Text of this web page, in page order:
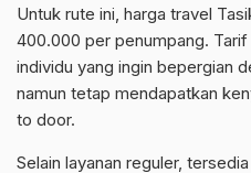
Untuk rute ini, harga travel
400.000 per penumpang.
individu yang ingin bepergian
namun tetap mendapatkan
to door.
Selain layanan reguler,